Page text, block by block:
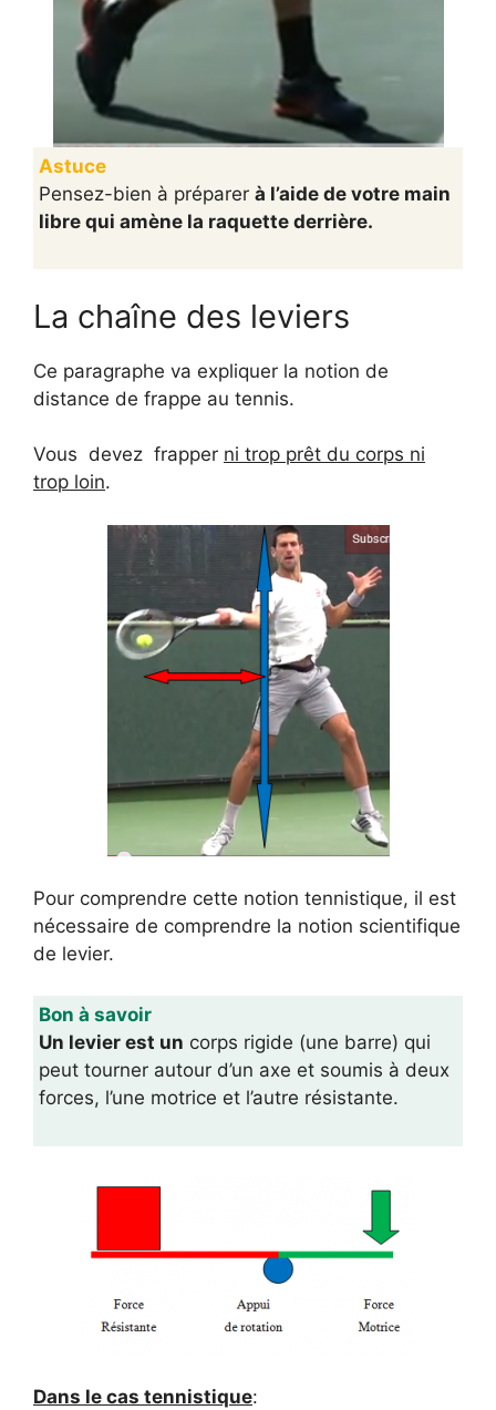
Astuce
Pensez-bien à préparer à l’aide de votre main
libre qui amène la raquette derrière.
La chaîne des leviers
Ce paragraphe va expliquer la notion de
distance de frappe au tennis.
Vous devez frapper ni trop prêt du corps ni
trop loin.
Pour comprendre cette notion tennistique, il est
nécessaire de comprendre la notion scientifique
de levier.
Bon à savoir
Un levier est un corps rigide (une barre) qui
peut tourner autour d’un axe et soumis à deux
forces, l’une motrice et l’autre résistante.
Dans le cas tennistique: